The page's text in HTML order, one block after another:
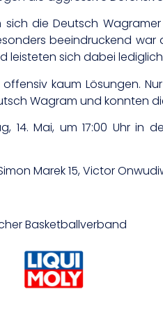
die Deutsch
beeindruckend
leisteten sich dabei
kaum Lösungen.
Wagram und konnten
14. Mai, um 17:00 Uhr in
Marek 15, Victor
Basketballverband